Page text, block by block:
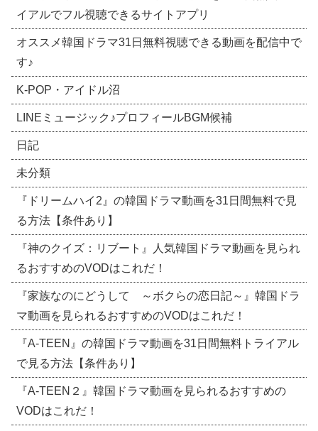
イアルでフル視聴できるサイトアプリ
オススメ韓国ドラマ31日無料視聴できる動画を配信中で
す♪
​K-POP・アイドル沼
LINEミュージック♪プロフィールBGM候補
日記
未分類
『ドリームハイ2』の韓国ドラマ動画を31日間無料で見
る方法【条件あり】
『神のクイズ：リブート』人気韓国ドラマ動画を見られ
るおすすめのVODはこれだ！
『家族なのにどうして ～ボクらの恋日記～』韓国ドラ
マ動画を見られるおすすめのVODはこれだ！
『A-TEEN』の韓国ドラマ動画を31日間無料トライアル
で見る方法【条件あり】
『A-TEEN２』韓国ドラマ動画を見られるおすすめの
VODはこれだ！